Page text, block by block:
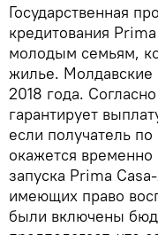
Государственная
кредитования
молодым семьям,
жилье. Молдавские
2018 года.
гарантирует
если получатель
окажется
запуска Prima
имеющих право
были включены